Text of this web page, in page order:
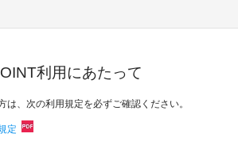
利用にあたって
は、次の利用規定を必ずご確認ください。
定